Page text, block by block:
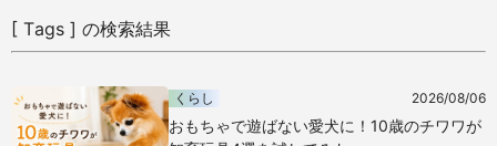
[ Tags ] の検索結果
くらし 2026/08/06
おもちゃで遊ばない愛犬に！10歳のチワワが